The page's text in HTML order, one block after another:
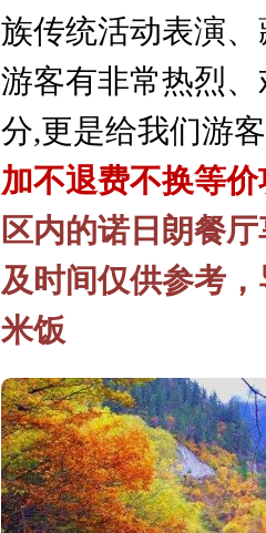
族传统活动表演
游客有非常热烈
分,更是给我们游
加不退费不换等
区内的诺日朗餐
及时间仅供参考
米饭